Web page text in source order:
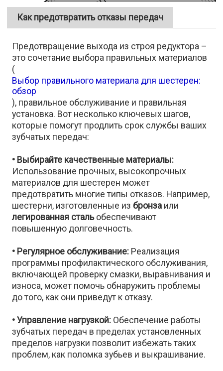
Как предотвратить отказы передач
Предотвращение выхода из строя редуктора –
это сочетание выбора правильных материалов
(
Выбор правильного материала для шестерен:
обзор
), правильное обслуживание и правильная
установка. Вот несколько ключевых шагов,
которые помогут продлить срок службы ваших
зубчатых передач:
• Выбирайте качественные материалы:
Использование прочных, высокопрочных
материалов для шестерен может
предотвратить многие типы отказов. Например,
шестерни, изготовленные из бронза или
легированная стальобеспечивают
повышенную долговечность.
• Регулярное обслуживание: Реализация
программы профилактического обслуживания,
включающей проверку смазки, выравнивания и
износа, может помочь обнаружить проблемы
до того, как они приведут к отказу.
• Управление нагрузкой: Обеспечение работы
зубчатых передач в пределах установленных
пределов нагрузки позволит избежать таких
проблем, как поломка зубьев и выкрашивание.